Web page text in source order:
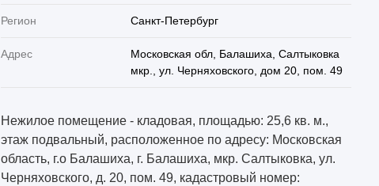
Регион Санкт-Петербург
Адрес
Московская обл, Балашиха, Салтыковка
мкр., ул. Черняховского, дом 20, пом. 49
Нежилое помещение - кладовая, площадью: 25,6 кв. м.,
этаж подвальный, расположенное по адресу: Московская
область, г.о Балашиха, г. Балашиха, мкр. Салтыковка, ул.
Черняховского, д. 20, пом. 49, кадастровый номер: